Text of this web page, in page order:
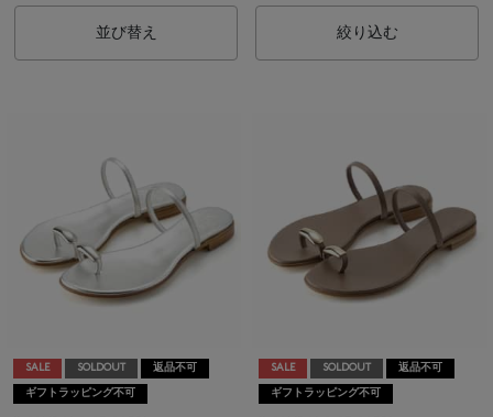
並び替え 絞り込む
SALE SOLDOUT 返品不可
ギフトラッピング不可
SALE SOLDOUT 返品不可
ギフトラッピング不可